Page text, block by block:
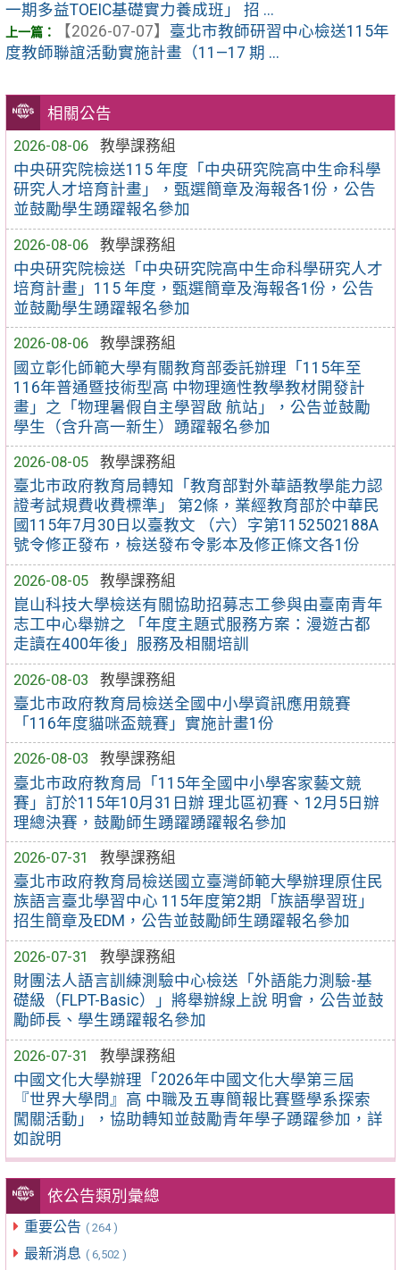
相關公告
2026-08-06
教學課務組
中央研究院檢送115 年度「中央研究院高中生命科學
研究人才培育計畫」，甄選簡章及海報各1份，公告
並鼓勵學生踴躍報名參加
2026-08-06
教學課務組
中央研究院檢送「中央研究院高中生命科學研究人才
培育計畫」115 年度，甄選簡章及海報各1份，公告
並鼓勵學生踴躍報名參加
2026-08-06
教學課務組
國立彰化師範大學有關教育部委託辦理「115年至
116年普通暨技術型高 中物理適性教學教材開發計
畫」之「物理暑假自主學習啟 航站」，公告並鼓勵
學生（含升高一新生）踴躍報名參加
2026-08-05
教學課務組
臺北市政府教育局轉知「教育部對外華語教學能力認
證考試規費收費標準」 第2條，業經教育部於中華民
國115年7月30日以臺教文 （六）字第1152502188A
號令修正發布，檢送發布令影本及修正條文各1份
2026-08-05
教學課務組
崑山科技大學檢送有關協助招募志工參與由臺南青年
志工中心舉辦之 「年度主題式服務方案：漫遊古都
走讀在400年後」服務及相關培訓
2026-08-03
教學課務組
臺北市政府教育局檢送全國中小學資訊應用競賽
「116年度貓咪盃競賽」實施計畫1份
2026-08-03
教學課務組
臺北市政府教育局「115年全國中小學客家藝文競
賽」訂於115年10月31日辦 理北區初賽、12月5日辦
理總決賽，鼓勵師生踴躍踴躍報名參加
2026-07-31
教學課務組
臺北市政府教育局檢送國立臺灣師範大學辦理原住民
族語言臺北學習中心 115年度第2期「族語學習班」
招生簡章及EDM，公告並鼓勵師生踴躍報名參加
2026-07-31
教學課務組
財團法人語言訓練測驗中心檢送「外語能力測驗-基
礎級（FLPT-Basic）」將舉辦線上說 明會，公告並鼓
勵師長、學生踴躍報名參加
2026-07-31
教學課務組
中國文化大學辦理「2026年中國文化大學第三屆
『世界大學問』高 中職及五專簡報比賽暨學系探索
闖關活動」，協助轉知並鼓勵青年學子踴躍參加，詳
如說明
依公告類別彙總
重要公告 ( 264 )
最新消息 ( 6,502 )
一期多益TOEIC基礎實力養成班」 招 ...
【2026-07-07】 臺北市教師研習中心檢送115年
度教師聯誼活動實施計畫（11—17 期 ...